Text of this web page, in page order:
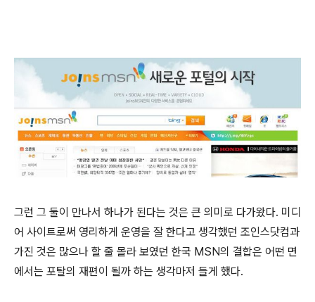
그런 그 둘이 만나서 하나가 된다는 것은 큰 의미로 다가왔다. 미디
어 사이트로써 영리하게 운영을 잘 한다고 생각했던 조인스닷컴과
가진 것은 많으나 할 줄 몰라 보였던 한국 MSN의 결합은 어떤 면
에서는 포탈의 재편이 될까 하는 생각마저 들게 했다.